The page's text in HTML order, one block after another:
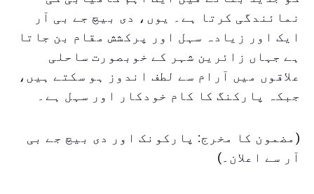
نمائندگی کرتا ہے۔ یوں، دی بیچ جے بی آر
ایک اور زیادہ سہل اور پرکشش مقام بن جاتا
ہے جہاں زائرین شہر کے خوبصورت ساحلی
علاقوں میں آرام سے لطف اندوز ہو سکتے ہیں،
جبکہ پارکنگ کا کام خودکار اور سہل ہے۔
(مضمون کا مخرج: پارکونک اور دی بیچ جے بی
آر سے اعلان۔)